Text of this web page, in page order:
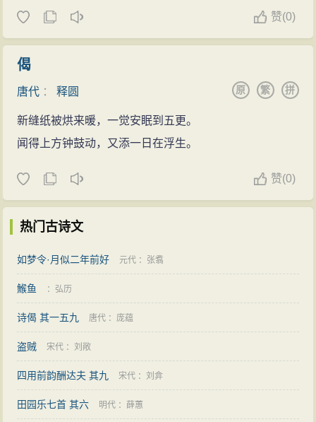
赞(0)
偈
唐代 ：释圆 拼
繁
原
新缝纸被烘来暖，一觉安眠到五更。
闻得上方钟鼓动，又添一日在浮生。
赞(0)
热门古诗文
如梦令·月似二年前好 元代 ： 张翥
鯸鱼 ： 弘历
诗偈 其一五九 唐代 ：庞蕴
盗贼 宋代 ：刘敞
四用前韵酬达夫 其九 宋代 ：刘弇
田园乐七首 其六 明代 ： 薛蕙